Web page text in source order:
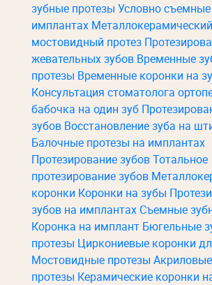
зубные протезы Условно
имплантах Металлокерамический
мостовидный протез
жевательных зубов Временные
протезы Временные коронки на
Консультация стоматолога
бабочка на один зуб
зубов Восстановление зуба на
Балочные протезы на имплантах
Протезирование зубовТотальное
протезирование зубов
коронки Коронки на зубы
зубов на имплантах Съемные
Коронка на имплант Бюгельные
протезы Циркониевые коронки
Мостовидные протезы
протезы Керамические коронки